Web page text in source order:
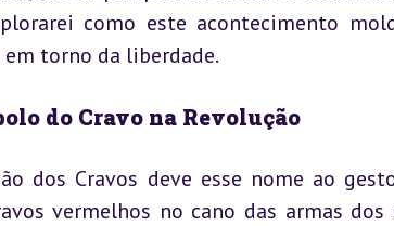
como este acontecimento
em torno da liberdade.
do Cravo na Revolução
dos Cravos deve esse nome ao
vermelhos no cano das armas